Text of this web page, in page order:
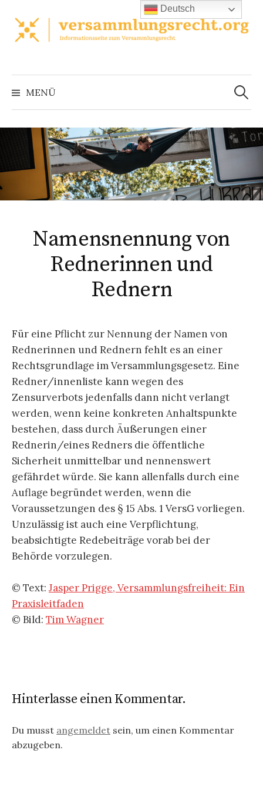
Inhalt
überspringen
MENÜ
Suchen
nach:
Namensnennung von
Rednerinnen und
Rednern
Für eine Pflicht zur Nennung der Namen von
Rednerinnen und Rednern fehlt es an einer
Rechtsgrundlage im Versammlungsgesetz. Eine
Redner/innenliste kann wegen des
Zensurverbots jedenfalls dann nicht verlangt
werden, wenn keine konkreten Anhaltspunkte
bestehen, dass durch Äußerungen einer
Rednerin/eines Redners die öffentliche
Sicherheit unmittelbar und nennenswert
gefährdet würde. Sie kann allenfalls durch eine
Auflage begründet werden, wenn die
Voraussetzungen des § 15 Abs. 1 VersG vorliegen.
Unzulässig ist auch eine Verpflichtung,
beabsichtigte Redebeiträge vorab bei der
Behörde vorzulegen.
© Text: Jasper Prigge, Versammlungsfreiheit: Ein
Praxisleitfaden
© Bild: Tim Wagner
Hinterlasse einen Kommentar.
Du musst angemeldet sein, um einen Kommentar
abzugeben.
Deutsch